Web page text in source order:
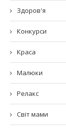
Здоров'я
Конкурси
Краса
Малюки
Релакс
Світ мами